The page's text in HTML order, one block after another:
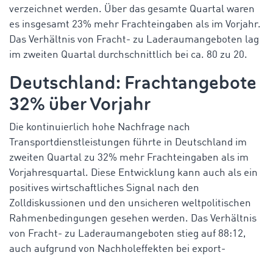
verzeichnet werden. Über das gesamte Quartal waren
es insgesamt 23% mehr Frachteingaben als im Vorjahr.
Das Verhältnis von Fracht- zu Laderaumangeboten lag
im zweiten Quartal durchschnittlich bei ca. 80 zu 20.
Deutschland: Frachtangebote
32% über Vorjahr
Die kontinuierlich hohe Nachfrage nach
Transportdienstleistungen führte in Deutschland im
zweiten Quartal zu 32% mehr Frachteingaben als im
Vorjahresquartal. Diese Entwicklung kann auch als ein
positives wirtschaftliches Signal nach den
Zolldiskussionen und den unsicheren weltpolitischen
Rahmenbedingungen gesehen werden. Das Verhältnis
von Fracht- zu Laderaumangeboten stieg auf 88:12,
auch aufgrund von Nachholeffekten bei export-